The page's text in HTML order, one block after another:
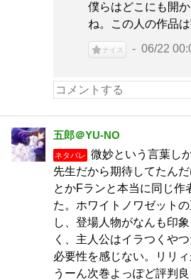
僕らはどこにも開
ね。この人の作品は
ナイス 06/22
五郎＠YU-NO
ネタバレ
微妙という言葉し
先生だから期待してたん
とかFランと本当に同じ作
た。ホワイトノワゼット
し、登場人物がなんも印
く、主人公はイラつくや
必要性を感じない。リリ
うーん次巻よっぽど評判